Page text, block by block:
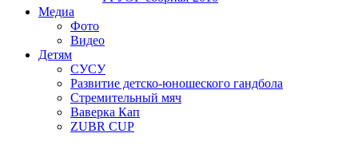
Медиа
Фото
Видео
Детям
СУСУ
Развитие детско-юношеского гандбола
Стремительный мяч
Ваверка Кап
ZUBR CUP